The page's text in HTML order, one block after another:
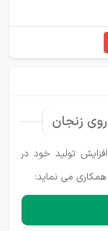
زنجان
تولید خود در
می نماید: